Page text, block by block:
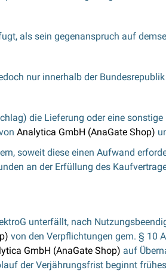
als sein gegenanspruch auf
nur innerhalb der
die Lieferung oder eine
Analytica GmbH (AnaGate Shop)
soweit diese einen Aufwand
an der Erfüllung des
unterfällt, nach
von den Verpflichtungen gem. § 10
GmbH (AnaGate Shop) auf
der Verjährungsfrist beginnt